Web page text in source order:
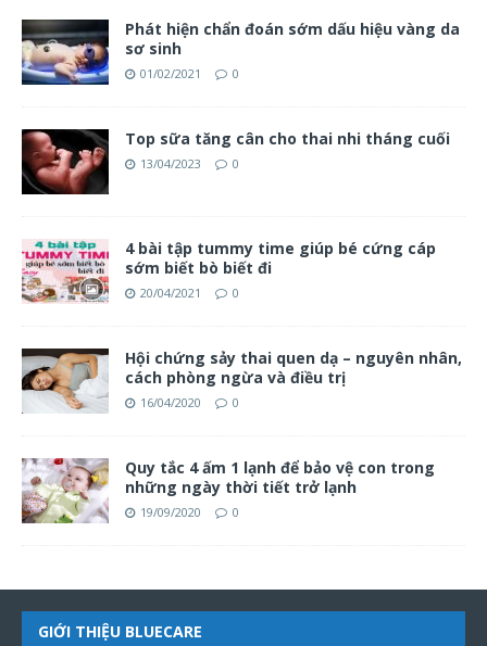
Phát hiện chẩn đoán sớm dấu hiệu vàng da
sơ sinh
01/02/2021 0
Top sữa tăng cân cho thai nhi tháng cuối
13/04/2023 0
4 bài tập tummy time giúp bé cứng cáp
sớm biết bò biết đi
20/04/2021 0
Hội chứng sảy thai quen dạ – nguyên nhân,
cách phòng ngừa và điều trị
16/04/2020 0
Quy tắc 4 ấm 1 lạnh để bảo vệ con trong
những ngày thời tiết trở lạnh
19/09/2020 0
GIỚI THIỆU BLUECARE